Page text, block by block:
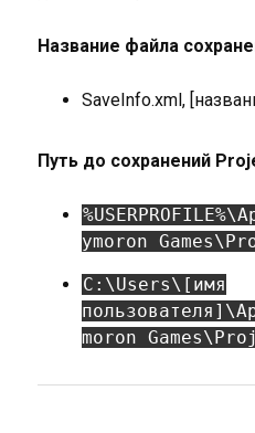
Название файла
SaveInfo.xml,
Путь до сохранений
ymoron
C:\Users\[имя
moron